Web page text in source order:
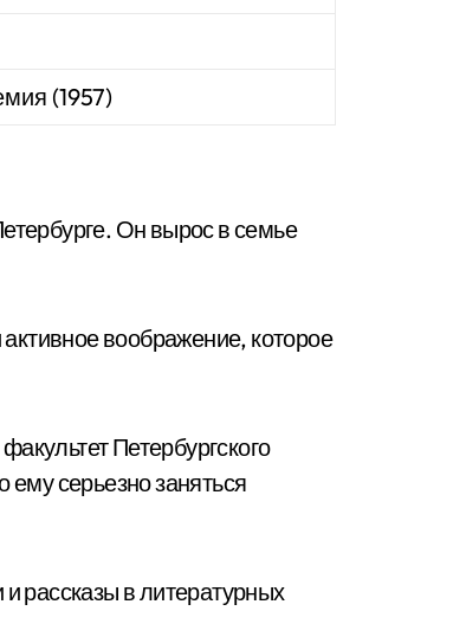
(1957)
Он вырос в семье
воображение, которое
Петербургского
ему серьезно заняться
рассказы в литературных